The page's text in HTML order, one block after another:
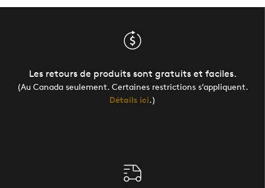
Les retours de produits sont gratuits et faciles.
(Au Canada seulement. Certaines restrictions s’appliquent.
Détails ici.)